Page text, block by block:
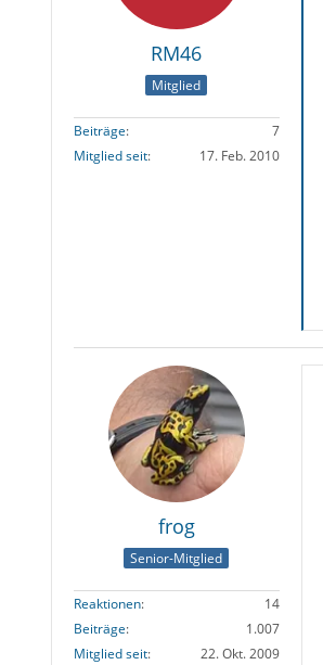
RM46
Mitglied
Beiträge
7
Mitglied seit
17. Feb. 2010
frog
Senior-Mitglied
Reaktionen
14
Beiträge
1.007
Mitglied seit
22. Okt. 2009